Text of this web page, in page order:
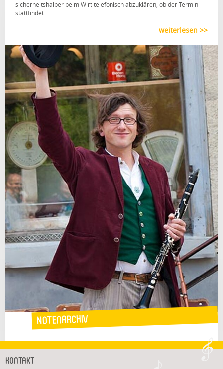
sicherheitshalber beim Wirt telefonisch abzuklären, ob der Termin
stattfindet.
weiterlesen >>
Notenarchiv
Kontakt